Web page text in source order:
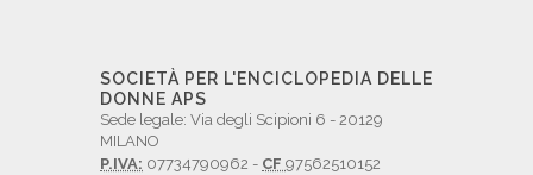
SOCIETÀ PER L'ENCICLOPEDIA DELLE
DONNE APS
Sede legale: Via degli Scipioni 6 - 20129
MILANO
P.IVA: 07734790962 - CF 97562510152